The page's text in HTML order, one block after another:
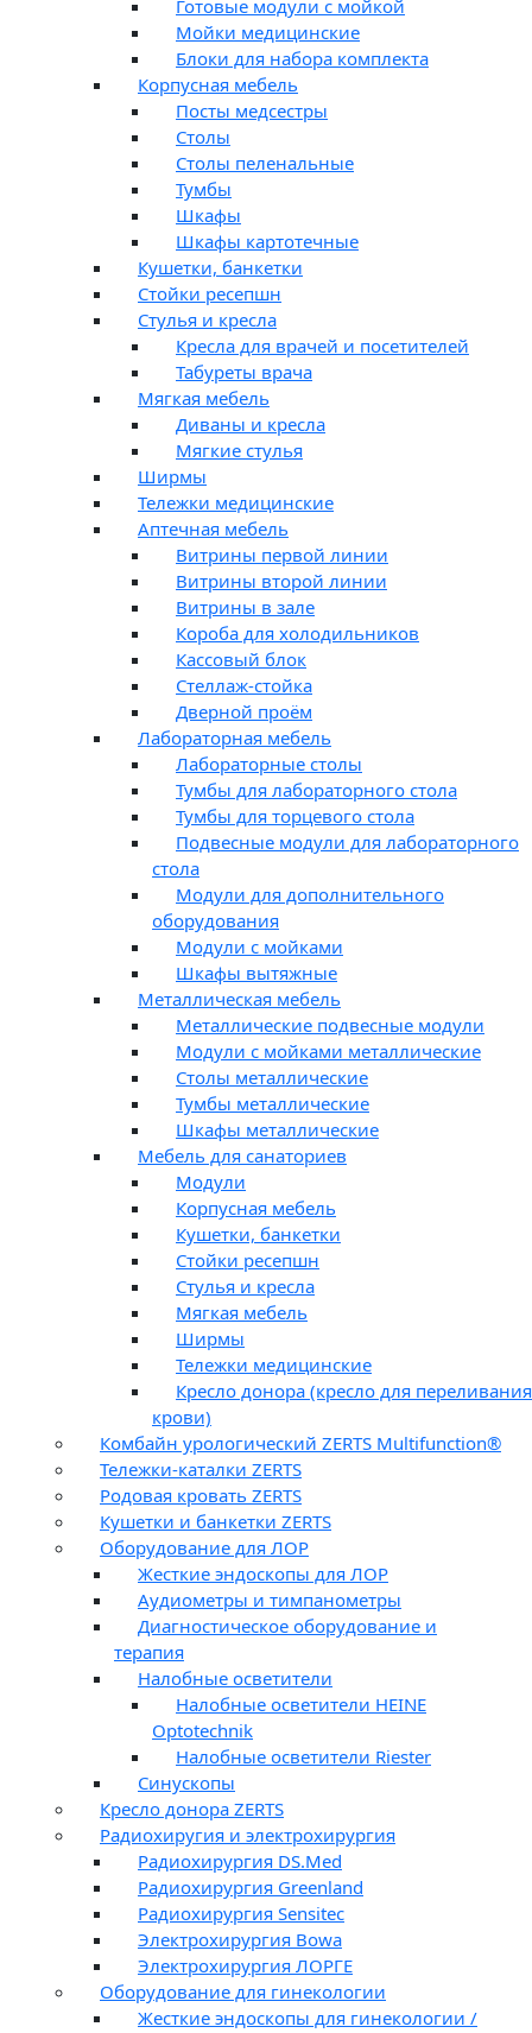
Готовые модули с мойкой
Мойки медицинские
Блоки для набора комплекта
Корпусная мебель
Посты медсестры
Столы
Столы пеленальные
Тумбы
Шкафы
Шкафы картотечные
Кушетки, банкетки
Стойки ресепшн
Стулья и кресла
Кресла для врачей и посетителей
Табуреты врача
Мягкая мебель
Диваны и кресла
Мягкие стулья
Ширмы
Тележки медицинские
Аптечная мебель
Витрины первой линии
Витрины второй линии
Витрины в зале
Короба для холодильников
Кассовый блок
Стеллаж-стойка
Дверной проём
Лабораторная мебель
Лабораторные столы
Тумбы для лабораторного стола
Тумбы для торцевого стола
Подвесные модули для лабораторного
стола
Модули для дополнительного
оборудования
Модули с мойками
Шкафы вытяжные
Металлическая мебель
Металлические подвесные модули
Модули с мойками металлические
Столы металлические
Тумбы металлические
Шкафы металлические
Мебель для санаториев
Модули
Корпусная мебель
Кушетки, банкетки
Стойки ресепшн
Стулья и кресла
Мягкая мебель
Ширмы
Тележки медицинские
Кресло донора (кресло для переливания
крови)
Комбайн урологический ZERTS Multifunction®
Тележки-каталки ZERTS
Родовая кровать ZERTS
Кушетки и банкетки ZERTS
Оборудование для ЛОР
Жесткие эндоскопы для ЛОР
Аудиометры и тимпанометры
Диагностическое оборудование и
терапия
Налобные осветители
Налобные осветители HEINE
Optotechnik
Налобные осветители Riester
Синускопы
Кресло донора ZERTS
Радиохиругия и электрохирургия
Радиохирургия DS.Med
Радиохирургия Greenland
Радиохирургия Sensitec
Электрохирургия Bowa
Электрохирургия ЛОРГЕ
Оборудование для гинекологии
Жесткие эндоскопы для гинекологии /